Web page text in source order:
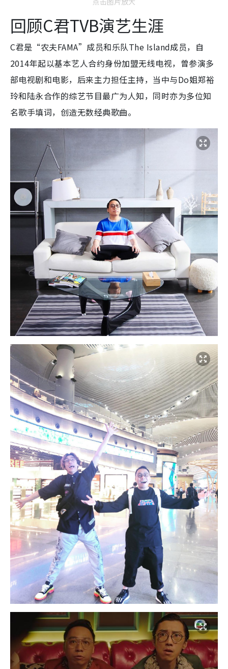
回顾C君TVB演艺生涯
C君是“农夫FAMA”成员和乐队The Island成员，自
2014年起以基本艺人合约身份加盟无线电视，曾参演多
部电视剧和电影，后来主力担任主持，当中与Do姐郑裕
玲和陆永合作的综艺节目最广为人知，同时亦为多位知
名歌手填词，创造无数经典歌曲。